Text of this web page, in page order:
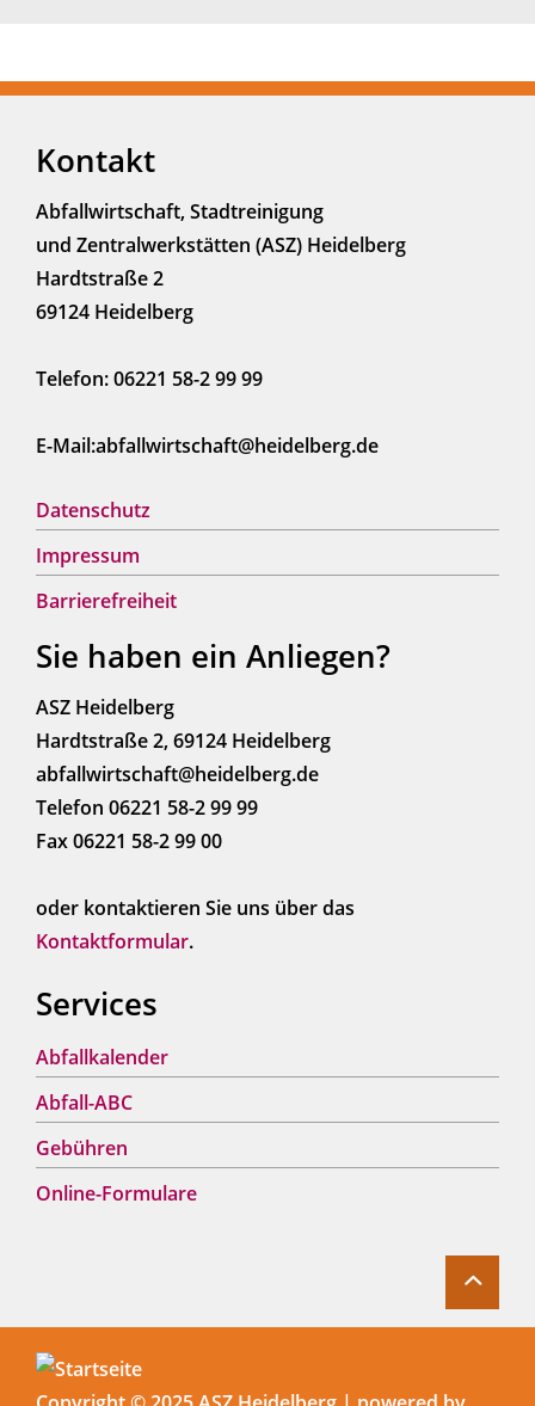
Kontakt
Abfallwirtschaft, Stadtreinigung
und Zentralwerkstätten (ASZ) Heidelberg
Hardtstraße 2
69124 Heidelberg
Telefon: 06221 58-2 99 99
E-Mail:abfallwirtschaft@heidelberg.de
Datenschutz
Impressum
Barrierefreiheit
Sie haben ein Anliegen?
ASZ Heidelberg
Hardtstraße 2, 69124 Heidelberg
abfallwirtschaft@heidelberg.de
Telefon 06221 58-2 99 99
Fax 06221 58-2 99 00
oder kontaktieren Sie uns über das
Kontaktformular.
Services
Abfallkalender
Abfall-ABC
Gebühren
Online-Formulare